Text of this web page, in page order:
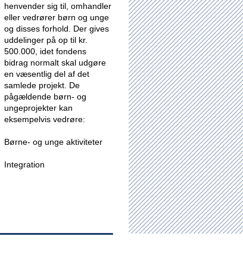
henvender sig til, omhandler
eller vedrører børn og unge
og disses forhold. Der gives
uddelinger på op til kr.
500.000, idet fondens
bidrag normalt skal udgøre
en væsentlig del af det
samlede projekt. De
pågældende børn- og
ungeprojekter kan
eksempelvis vedrøre:
Børne- og unge aktiviteter
Integration